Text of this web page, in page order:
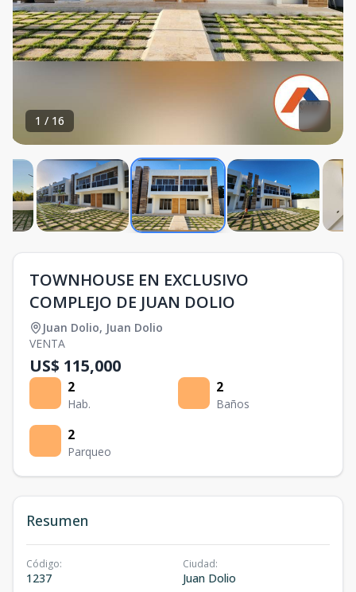
1 / 16
TOWNHOUSE EN EXCLUSIVO
COMPLEJO DE JUAN DOLIO
Juan Dolio, Juan Dolio
VENTA
US$ 115,000
2
Hab.
2
Baños
2
Parqueo
Resumen
Código:
1237
Ciudad:
Juan Dolio